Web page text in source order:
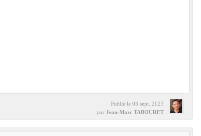
Publié le 03 sept. 2023
par Jean-Marc TABOURET